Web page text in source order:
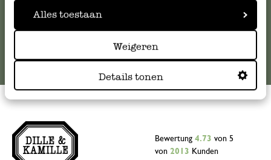
Alles toestaan
Weigeren
Details tonen
Online-Kundenservice
Bewertung 4.73 von 5
von 2013 Kunden